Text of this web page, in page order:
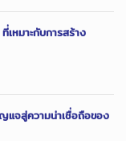
หมาะกับการสร้าง
แจสู่ความน่าเชื่อถือของ